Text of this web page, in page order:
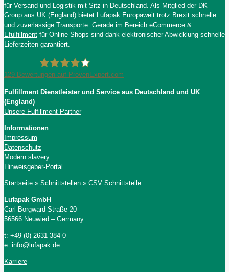
für Versand und Logistik mit Sitz in Deutschland. Als Mitglied der DK
Group aus UK (England) bietet Lufapak Europaweit trotz Brexit schnelle
und zuverlässige Transporte. Gerade im Bereich eCommerce &
Efulfillment für Online-Shops sind dank elektronischer Abwicklung schnelle
Lieferzeiten garantiert.
Lufapak GmbH
129 Bewertungen auf ProvenExpert.com
Fulfillment Dienstleister und Service aus Deutschland und UK
(England)
Unsere Fulfillment Partner
Informationen
Impressum
Datenschutz
Modern slavery
Hinweisgeber-Portal
Startseite » Schnittstellen » CSV Schnittstelle
Lufapak GmbH
Carl-Borgward-Straße 20
56566 Neuwied – Germany
t: +49 (0) 2631 384-0
e: info@lufapak.de
Karriere